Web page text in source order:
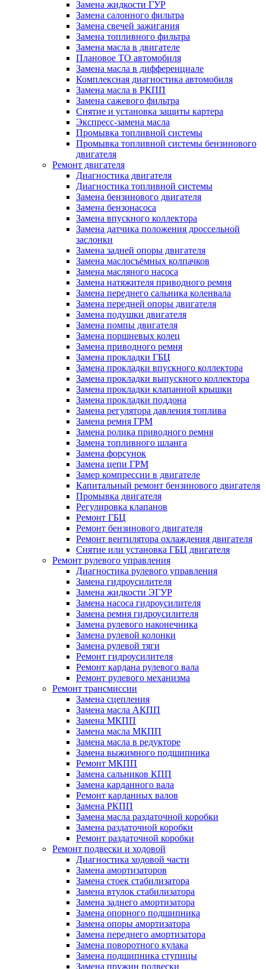
Замена жидкости ГУР
Замена салонного фильтра
Замена свечей зажигания
Замена топливного фильтра
Замена масла в двигателе
Плановое ТО автомобиля
Замена масла в дифференциале
Комплексная диагностика автомобиля
Замена масла в РКПП
Замена сажевого фильтра
Снятие и установка защиты картера
Экспресс-замена масла
Промывка топливной системы
Промывка топливной системы бензинового
двигателя
Ремонт двигателя
Диагностика двигателя
Диагностика топливной системы
Замена бензинового двигателя
Замена бензонасоса
Замена впускного коллектора
Замена датчика положения дроссельной
заслонки
Замена задней опоры двигателя
Замена маслосъёмных колпачков
Замена масляного насоса
Замена натяжителя приводного ремня
Замена переднего сальника коленвала
Замена передней опоры двигателя
Замена подушки двигателя
Замена помпы двигателя
Замена поршневых колец
Замена приводного ремня
Замена прокладки ГБЦ
Замена прокладки впускного коллектора
Замена прокладки выпускного коллектора
Замена прокладки клапанной крышки
Замена прокладки поддона
Замена регулятора давления топлива
Замена ремня ГРМ
Замена ролика приводного ремня
Замена топливного шланга
Замена форсунок
Замена цепи ГРМ
Замер компрессии в двигателе
Капитальный ремонт бензинового двигателя
Промывка двигателя
Регулировка клапанов
Ремонт ГБЦ
Ремонт бензинового двигателя
Ремонт вентилятора охлаждения двигателя
Снятие или установка ГБЦ двигателя
Ремонт рулевого управления
Диагностика рулевого управления
Замена гидроусилителя
Замена жидкости ЭГУР
Замена насоса гидроусилителя
Замена ремня гидроусилителя
Замена рулевого наконечника
Замена рулевой колонки
Замена рулевой тяги
Ремонт гидроусилителя
Ремонт кардана рулевого вала
Ремонт рулевого механизма
Ремонт трансмиссии
Замена сцепления
Замена масла АКПП
Замена МКПП
Замена масла МКПП
Замена масла в редукторе
Замена выжимного подшипника
Ремонт МКПП
Замена сальников КПП
Замена карданного вала
Ремонт карданных валов
Замена РКПП
Замена масла раздаточной коробки
Замена раздаточной коробки
Ремонт раздаточной коробки
Ремонт подвески и ходовой
Диагностика ходовой части
Замена амортизаторов
Замена стоек стабилизатора
Замена втулок стабилизатора
Замена заднего амортизатора
Замена опорного подшипника
Замена опоры амортизатора
Замена переднего амортизатора
Замена поворотного кулака
Замена подшипника ступицы
Замена пружин подвески